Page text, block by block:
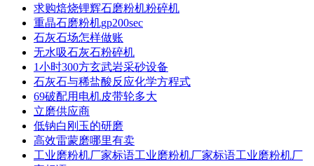
求购焙烧锂辉石磨粉机粉碎机
重晶石磨粉机gp200sec
石灰石场怎样做账
无水吸石灰石粉碎机
1小时300方玄武岩采砂设备
石灰石与稀盐酸反应化学方程式
69破配用电机皮带轮多大
立磨供应商
低钠白刚玉的研磨
高效雷蒙磨哪里有卖
工业磨粉机厂家标语工业磨粉机厂家标语工业磨粉机厂